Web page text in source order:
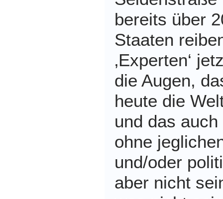
bereits über
Staaten
‚Experten‘
die Augen,
heute die
und das auch
ohne
und/oder
aber nicht